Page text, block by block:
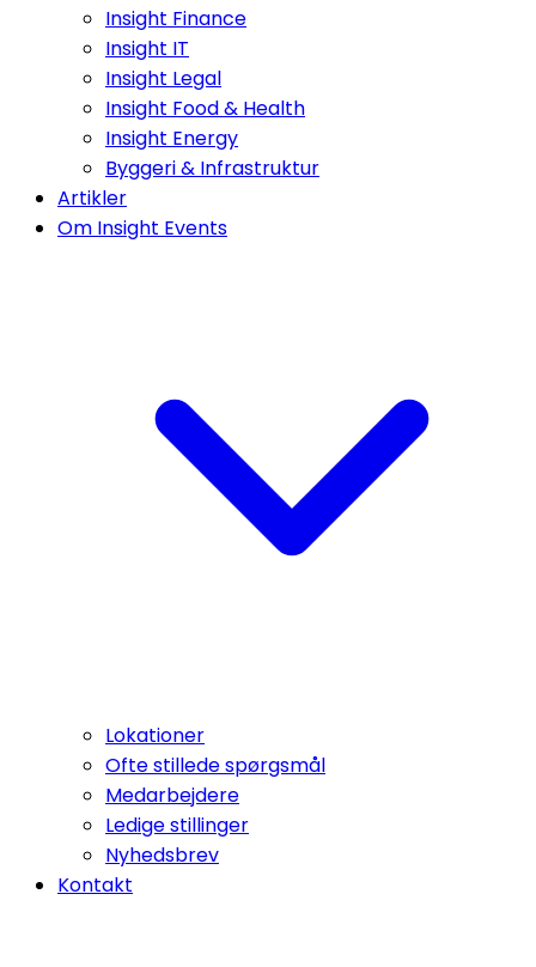
Insight Finance
Insight IT
Insight Legal
Insight Food & Health
Insight Energy
Byggeri & Infrastruktur
Artikler
Om Insight Events
Lokationer
Ofte stillede spørgsmål
Medarbejdere
Ledige stillinger
Nyhedsbrev
Kontakt